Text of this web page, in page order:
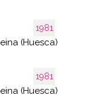
1981
(Huesca)
1981
(Huesca)